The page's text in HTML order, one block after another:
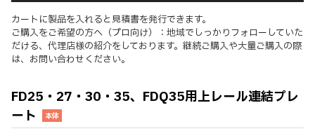
カートに製品を入れると見積書を発行できます。
ご購入をご希望の方へ（プロ向け）：地域でしっかりフォローしていた
だける、代理店様の紹介をしております。継続ご購入や大量ご購入の際
は、お問い合わせください。
FD25・27・30・35、FDQ35用上レール連結プレ
ート
本体